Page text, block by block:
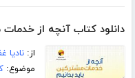
دانلود کتاب آنچه از خدمات
از:نادیا
موضوع: